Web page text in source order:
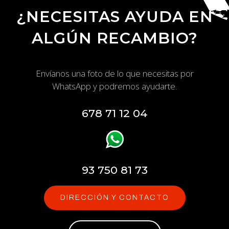
¿NECESITAS AYUDA EN
ALGÚN RECAMBIO?
Envíanos una foto de lo que necesitas por
WhatsApp y podremos ayudarte.
678 71 12 04
93 750 81 73
DIRECCIÓN Y CONTACTO